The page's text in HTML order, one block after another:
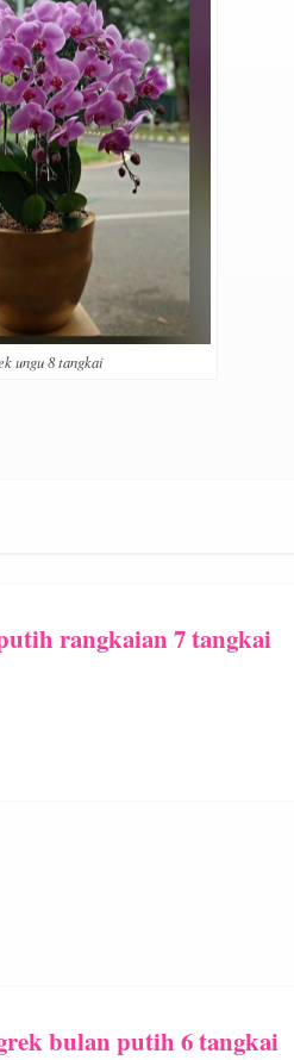
ungu 8 tangkai
rangkaian 7 tangkai
bulan putih 6 tangkai